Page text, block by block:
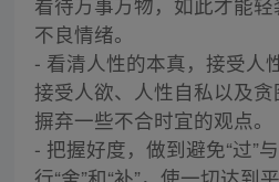
不良情绪。
- 看清人性的本真，接受人
接受人欲、人性自私以及
摒弃一些不合时宜的观点。
- 把握好度，做到避免“过”